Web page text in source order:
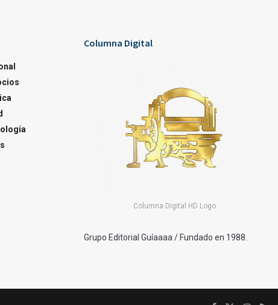
Columna Digital
Columna Digital HD Logo
Grupo Editorial Guíaaaa / Fundado en 1988.